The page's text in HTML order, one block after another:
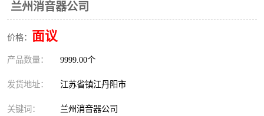
兰州消音器公司
价格： 面议
产品数量： 9999.00个
发货地址： 江苏省镇江丹阳市
关键词： 兰州消音器公司